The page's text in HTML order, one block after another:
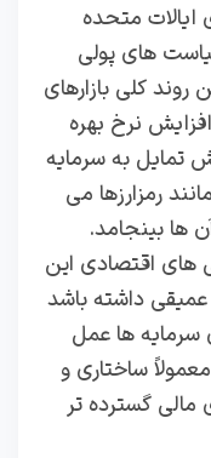
ایالات متحده
های پولی
کلی بازارهای
نرخ بهره
تمایل به سرمایه‌
رمزارزها می‌
بینجامد.
های اقتصادی این
عمیقی داشته باشد
سرمایه‌ ها عمل
ساختاری و
مالی گسترده‌ تر